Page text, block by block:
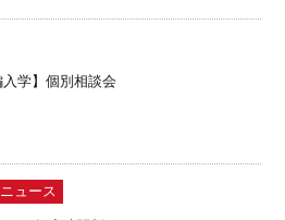
入学】個別相談会
ニュース